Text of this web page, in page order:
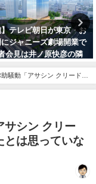
・お
業で
隣
出禁
【76週連続1位
ア バランス イー
製 バランスラボ
騒動「アサシン クリード」
サシン クリー
とは思っていな